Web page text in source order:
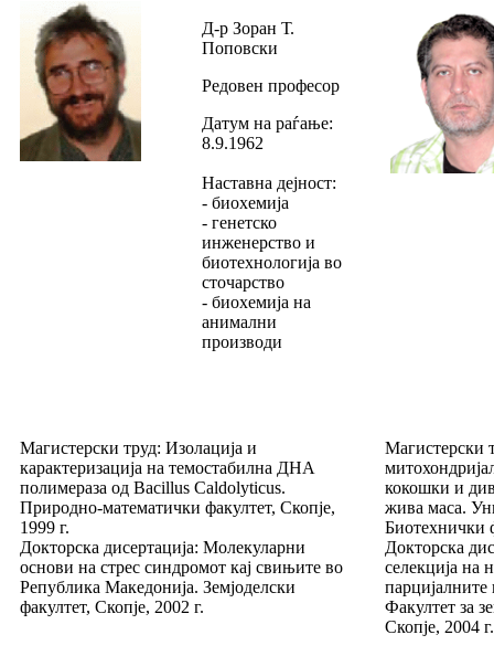
Д-р Зоран Т.
Поповски
Редовен професор
Датум на раѓање:
8.9.1962
Наставна дејност:
- биохемија
- генетско
инженерство и
биотехнологија во
сточарство
- биохемија на
анимални
производи
Магистерски труд: Изолација и
карактеризација на темостабилна ДНА
полимераза од Bacillus Caldolyticus.
Природно-математички факултет, Скопје,
1999 г.
Докторска дисертација: Молекуларни
основи на стрес синдромот кај свињите во
Република Македонија. Земјоделски
факултет, Скопје, 2002 г.
Магистерски
кокошки и
жива маса.
Биотехнички
Докторска
селекција на
парцијалните
Факултет за
Скопје, 2004 г.